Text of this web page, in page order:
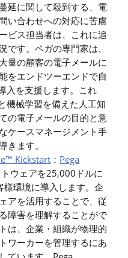
延に関して殺到する、電
い合わせへの対応に苦慮
ビス担当者は、これに追
です。ペガの専門家は、
量の顧客の電子メールに
をエンドツーエンドで自
入を支援します。これ
機械学習を備えた人工知
の電子メールの目的と意
ケースマネージメント手
きます。
Kickstart ： Pega
トウェアを25,000ドルに
環境に導入します。企
アを活用することで、従
障害を理解することがで
は、企業・組織が物理的
ワーカーを管理するにあ